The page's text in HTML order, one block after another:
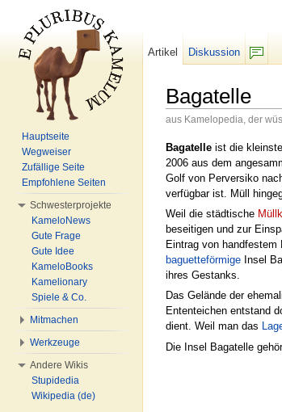
Bagatelle
aus Kamelopedia, der
Bagatelle ist die
2006 aus dem
Golf von Perversiko
verfügbar ist. Müll
Weil die städtische
beseitigen und zur
Eintrag von
baguetteförmige Insel
ihres Gestanks.
Das Gelände der
Ententeichen entstand
dient. Weil man das
Die Insel Bagatelle
Artikel
Diskussion
Hauptseite
Wegweiser
Zufällige Seite
Empfohlene Seiten
Schwesterprojekte
KameloNews
Gute Frage
Gute Idee
KameloBooks
Kamelionary
Spiele & Co.
Mitmachen
Werkzeuge
Andere Wikis
Stupidedia
Wikipedia (de)